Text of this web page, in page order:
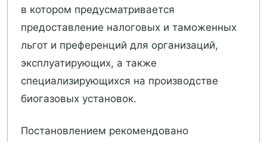
в котором предусматривается
предоставление налоговых и таможенных
льгот и преференций для организаций,
эксплуатирующих, а также
специализирующихся на производстве
биогазовых установок.
Постановлением рекомендовано